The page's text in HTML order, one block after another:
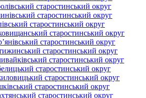
старостинський округ
старостинський округ
старостинський округ
старостинський округ
старостинський округ
старостинський округ
старостинський округ
старостинський округ
старостинський округ
старостинський округ
старостинський округ